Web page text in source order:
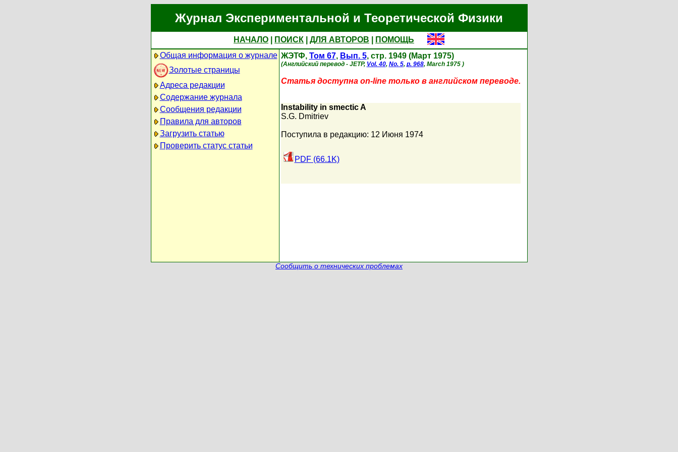
Журнал Экспериментальной и Теоретической Физики
НАЧАЛО ПОИСК ДЛЯ АВТОРОВ
ПОМОЩЬ
Общая информация о журнале
Золотые страницы
Адреса редакции
Содержание журнала
Сообщения редакции
Правила для авторов
Загрузить статью
Проверить статус статьи
ЖЭТФ, Том 67, Вып. 5, стр. 1949 (Март 1975)
(Английский перевод - JETP, Vol. 40, No. 5, p. 968, March 1975 )
Статья доступна on-line только в английском переводе.
Instability in smectic A
S.G. Dmitriev
Поступила в редакцию: 12 Июня 1974
PDF (66.1K)
Сообщить о технических проблемах